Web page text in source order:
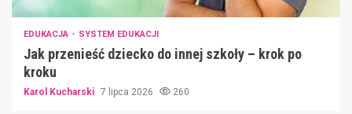
EDUKACJA SYSTEM EDUKACJI
Jak przenieść dziecko do innej szkoły – krok po
kroku
Karol Kucharski 7 lipca 2026 260